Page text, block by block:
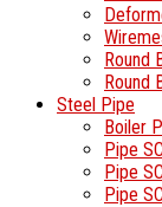
Round
Round
Steel Pipe
Boiler
Pipe
Pipe
Pipe